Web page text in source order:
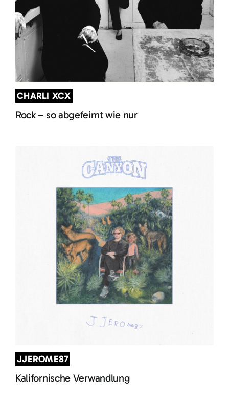
CHARLI XCX
Rock – so abgefeimt wie nur
JJEROME87
Kalifornische Verwandlung